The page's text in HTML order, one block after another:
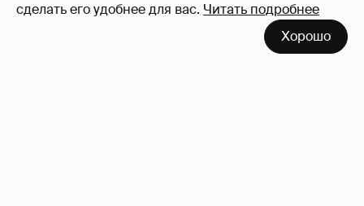
сделать его удобнее для вас. Читать подробнее
Хорошо